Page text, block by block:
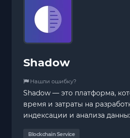
Shadow
Нашли ошибку?
Shadow — это платформа,
время и затраты на
индексации и анализа
Blockchain Service